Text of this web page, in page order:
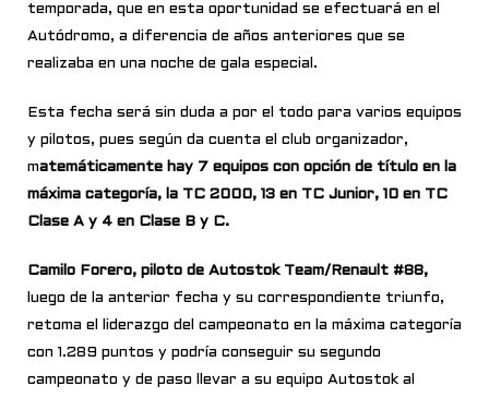
temporada, que en esta oportunidad se efectuará en el
Autódromo, a diferencia de años anteriores que se
realizaba en una noche de gala especial.
Esta fecha será sin duda a por el todo para varios equipos
y pilotos, pues según da cuenta el club organizador,
matemáticamente hay 7 equipos con opción de título en la
máxima categoría, la TC 2000, 13 en TC Junior, 10 en TC
Clase A y 4 en Clase B y C.
Camilo Forero, piloto de Autostok Team/Renault #88,
luego de la anterior fecha y su correspondiente triunfo,
retoma el liderazgo del campeonato en la máxima categoría
con 1.289 puntos y podría conseguir su segundo
campeonato y de paso llevar a su equipo Autostok al